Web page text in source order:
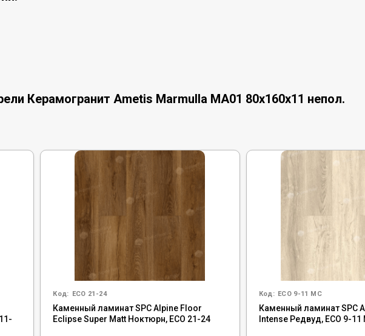
Керамогранит Ametis Marmulla MA01 80x160x11 непол.
Код: ECO 21-24
Каменный ламинат SPC Alpine Floor
Eclipse Super Matt Ноктюрн, ЕСО 21-24
Код: ECO 9-11 MC
Каменный ламинат SPC
Intense Редвуд, ECO 9-11